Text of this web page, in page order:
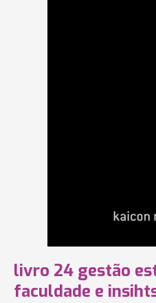
livro 24 gestão
faculdade e